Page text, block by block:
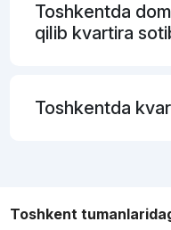
Toshkentda
qilib kvartira
Toshkentda
Toshkent